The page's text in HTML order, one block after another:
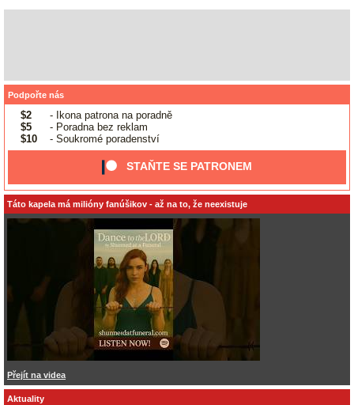
Podpořte nás
$2
- Ikona patrona na poradně
$5
- Poradna bez reklam
$10
- Soukromé poradenství
STAŇTE SE PATRONEM
Táto kapela má milióny fanúšikov - až na to, že neexistuje
Přejít na videa
Aktuality